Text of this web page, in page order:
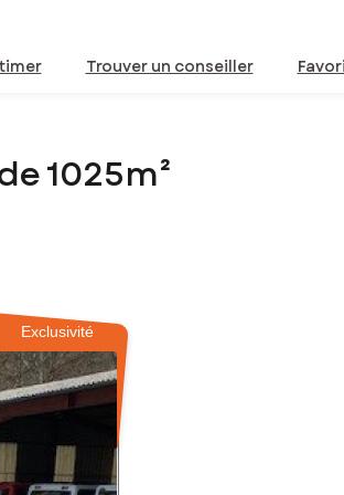
Trouver un conseiller
1025m²
Exclusivité